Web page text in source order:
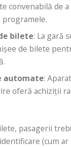
convenabilă de
programele.
bilete: La gară
de bilete
automate:
oferă achiziții
pasagerii
(cum